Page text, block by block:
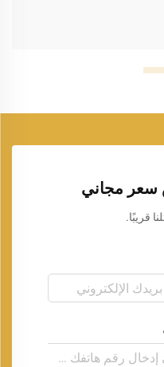
مجاني
قريبًا.